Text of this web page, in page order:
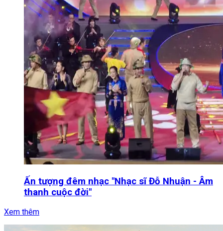
Ấn tượng đêm nhạc "Nhạc sĩ Đỗ Nhuận - Âm
thanh cuộc đời"
Xem thêm